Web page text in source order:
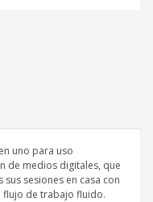
uno para uso
de medios digitales, que
sesiones en casa con
flujo de trabajo fluido.